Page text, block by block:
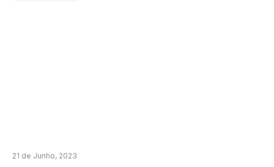
21 de Junho, 2023